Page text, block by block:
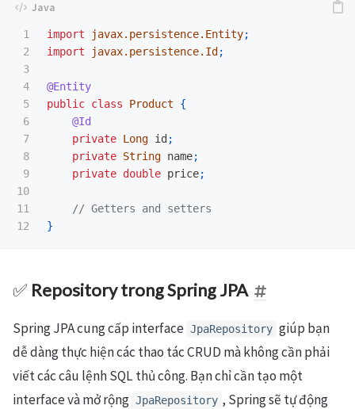
1
2
3
4
5
6
7
8
9
10
11
import javax.persistence.Entity;
import
javax.persistence.Id ;
@Entity
public class Product
{
@Id
private Long id ;
private String name;
private double price;
// Getters and setters
}
✅ Repository trong Spring JPA
Spring JPA cung cấp interface JpaRepository giúp bạn
dễ dàng thực hiện các thao tác CRUD mà không cần phải
viết các câu lệnh SQL thủ công. Bạn chỉ cần tạo một
interface và mở rộng JpaRepository , Spring sẽ tự động